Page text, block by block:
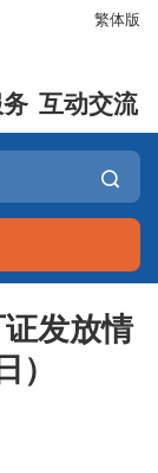
繁体版
互动交流
发放情
）